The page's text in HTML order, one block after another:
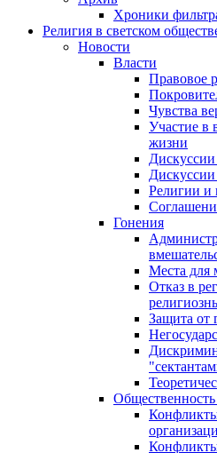
Хроники
Религия в светском
Новости
Власти
Правовое
Чувства
Участие в
жизни
Религии и
Гонения
Места для
Отказ в
Защита от